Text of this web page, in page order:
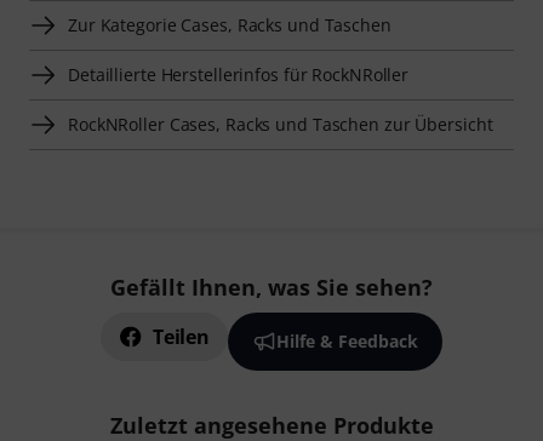
Zur Kategorie Cases, Racks und Taschen
Detaillierte Herstellerinfos für RockNRoller
RockNRoller Cases, Racks und Taschen zur Übersicht
Gefällt Ihnen, was Sie sehen?
Teilen Hilfe & Feedback
Zuletzt angesehene Produkte